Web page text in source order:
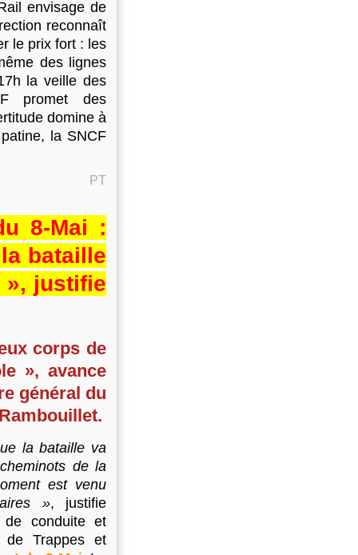
envisage de
reconnaît
le prix fort : les
des lignes
la veille des
promet des
domine à
la SNCF
PT
8-Mai :
bataille
», justifie
corps de
», avance
général du
la bataille va
de la
est venu
», justifie
de conduite et
de Trappes et